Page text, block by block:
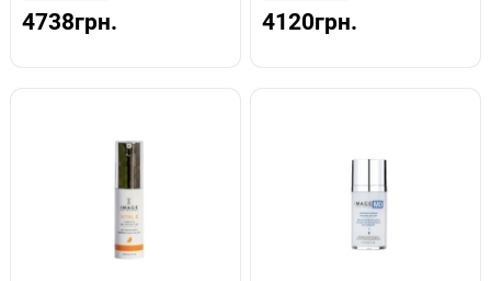
4738грн. 4120грн.